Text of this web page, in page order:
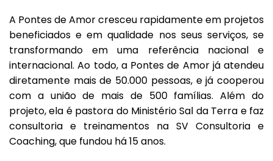
A Pontes de Amor cresceu rapidamente em projetos
beneficiados e em qualidade nos seus serviços, se
transformando em uma referência nacional e
internacional. Ao todo, a Pontes de Amor já atendeu
diretamente mais de 50.000 pessoas, e já cooperou
com a união de mais de 500 famílias. Além do
projeto, ela é pastora do Ministério Sal da Terra e faz
consultoria e treinamentos na SV Consultoria e
Coaching, que fundou há 15 anos.